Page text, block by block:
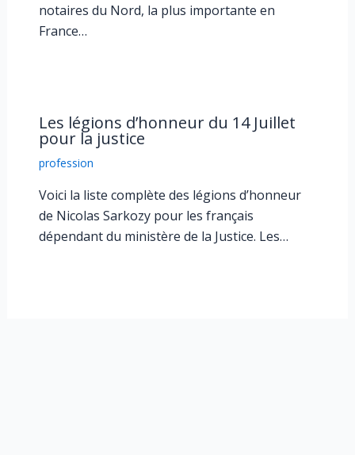
notaires du Nord, la plus importante en
France…
Les légions d’honneur du 14 Juillet
pour la justice
profession
Voici la liste complète des légions d’honneur
de Nicolas Sarkozy pour les français
dépendant du ministère de la Justice. Les…